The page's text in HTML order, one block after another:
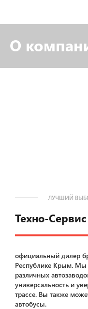
О
ЛУЧШИЙ
Техно-Сервис
официальный дилер
Республике Крым. Мы
различных
универсальность и
трассе. Вы также
автобусы.